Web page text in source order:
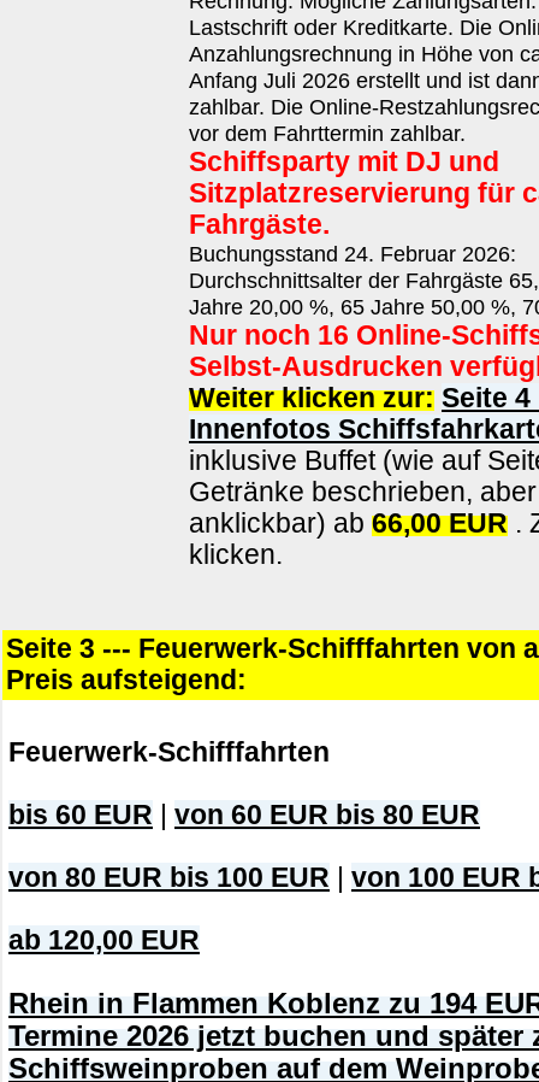
Lastschrift oder Kreditkarte. Die
Anzahlungsrechnung in Höhe von
Anfang Juli 2026 erstellt und ist
zahlbar. Die Online-
vor dem Fahrttermin zahlbar.
Schiffsparty mit DJ und
Sitzplatzreservierung für
Fahrgäste.
Buchungsstand 24. Februar 2026:
Durchschnittsalter der Fahrgäste
Jahre 20,00 %, 65 Jahre 50,00 %,
Nur noch 16 Online-
Selbst-Ausdrucken
Weiter klicken zur: Seite
Innenfotos
inklusive Buffet (wie auf
Getränke beschrieben,
anklickbar) ab 66,00 EUR .
klicken.
Seite 3 --- Feuerwerk-Schifffahrten von
Preis aufsteigend:
Feuerwerk-Schifffahrten
bis 60 EUR von 60 EUR bis 80 EUR
von 80 EUR bis 100 EUR von 100 EUR
ab 120,00 EUR
Rhein in Flammen Koblenz zu 194
Termine 2026 jetzt buchen und später
Schiffsweinproben auf dem